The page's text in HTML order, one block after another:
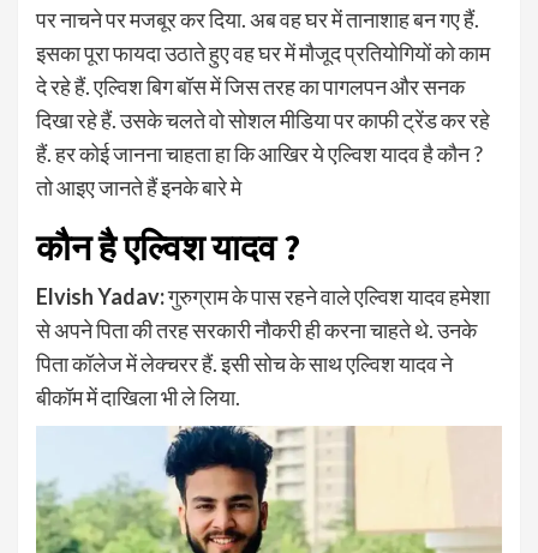
पर नाचने पर मजबूर कर दिया. अब वह घर में तानाशाह बन गए हैं.
इसका पूरा फायदा उठाते हुए वह घर में मौजूद प्रतियोगियों को काम
दे रहे हैं. एल्विश बिग बॉस में जिस तरह का पागलपन और सनक
दिखा रहे हैं. उसके चलते वो सोशल मीडिया पर काफी ट्रेंड कर रहे
हैं. हर कोई जानना चाहता हा कि आखिर ये एल्विश यादव है कौन ?
तो आइए जानते हैं इनके बारे मे
कौन है एल्विश यादव ?
Elvish Yadav:गुरुग्राम के पास रहने वाले एल्विश यादव हमेशा
से अपने पिता की तरह सरकारी नौकरी ही करना चाहते थे. उनके
पिता कॉलेज में लेक्चरर हैं. इसी सोच के साथ एल्विश यादव ने
बीकॉम में दाखिला भी ले लिया.